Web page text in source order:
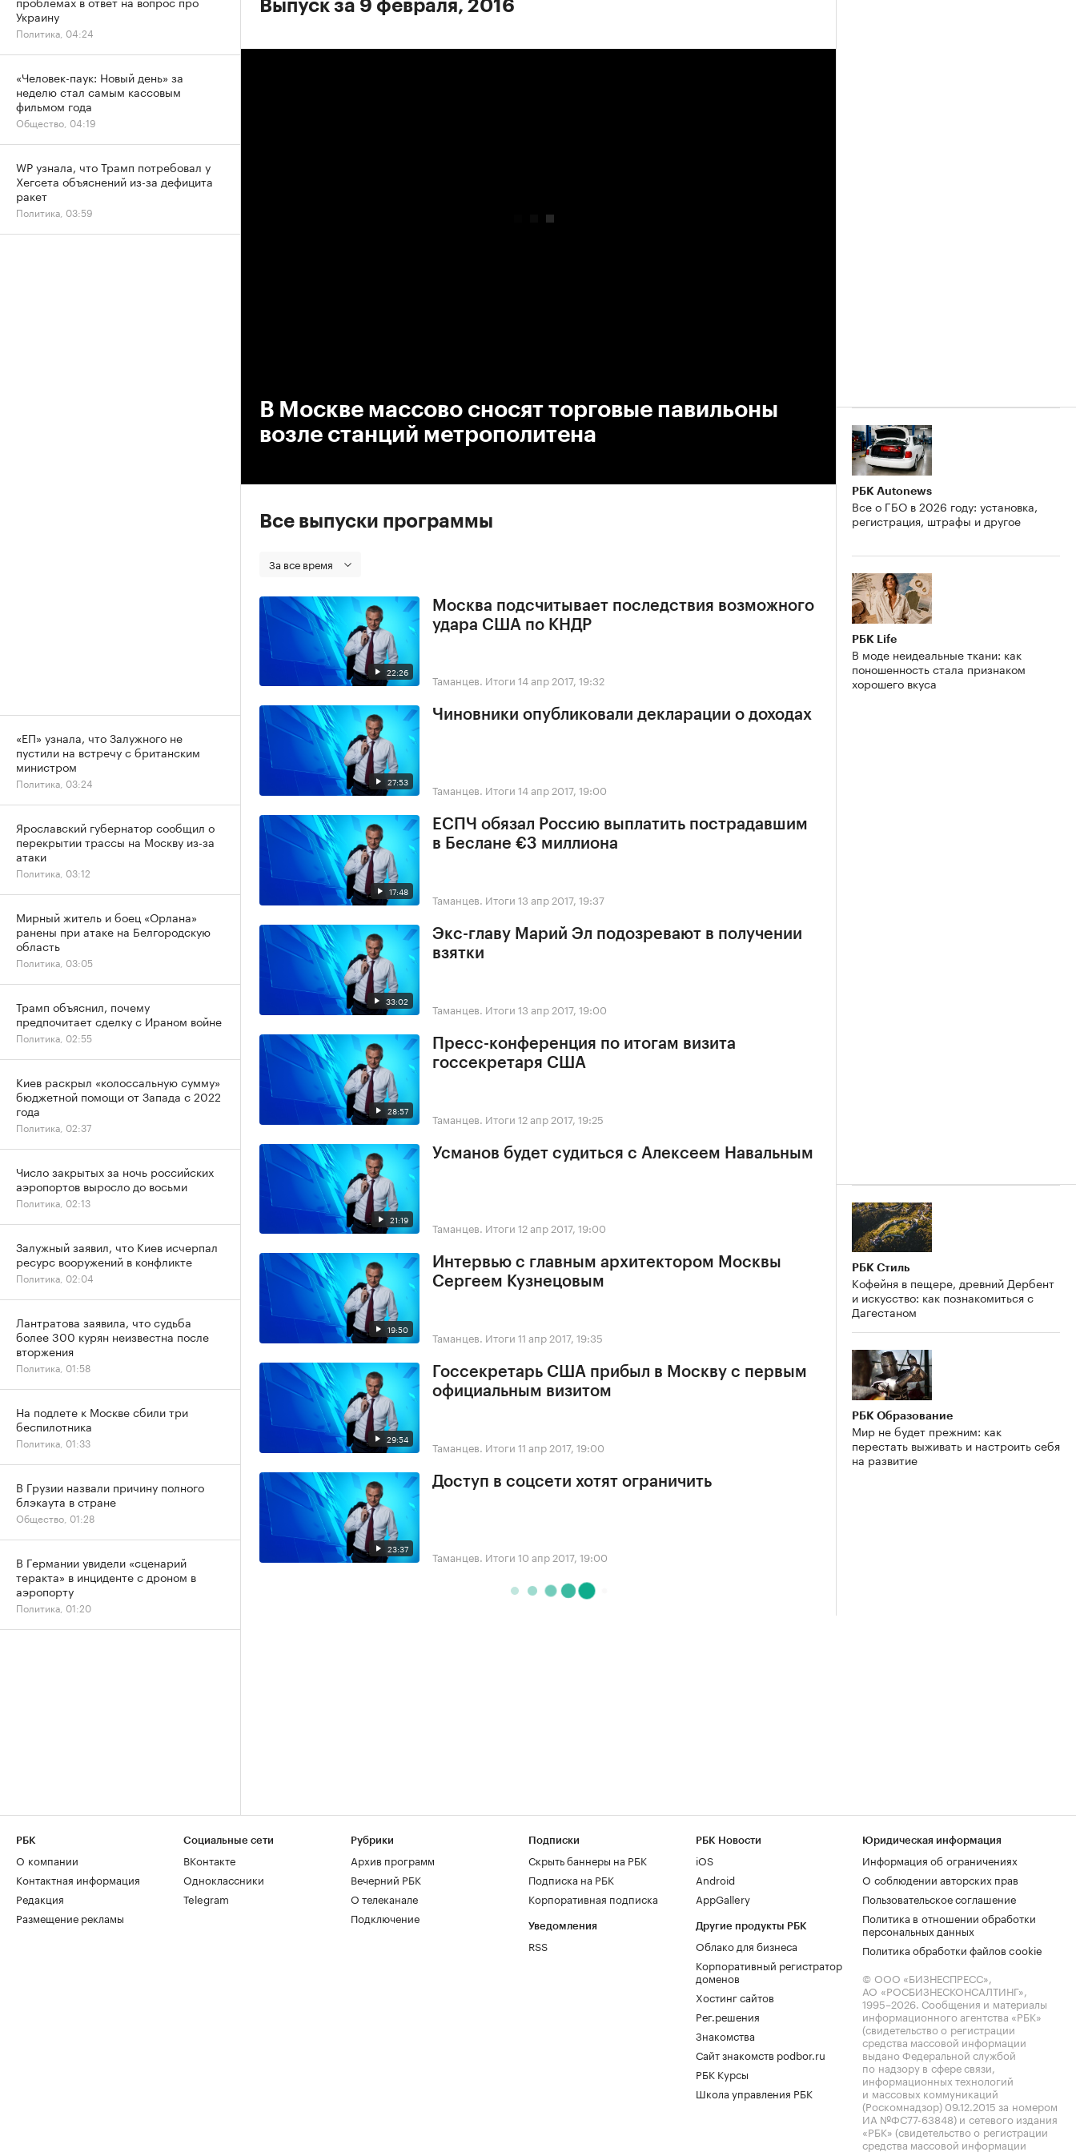
Выпуск за 9 февраля, 2016
В Москве массово сносят торговые павильоны
возле станций метрополитена
Все выпуски программы
За все время
22:26
Москва подсчитывает последствия возможного
удара США по КНДР
Таманцев. Итоги 14 апр 2017, 19:32
27:53
Чиновники опубликовали декларации о доходах
Таманцев. Итоги 14 апр 2017, 19:00
17:48
ЕСПЧ обязал Россию выплатить пострадавшим
в Беслане €3 миллиона
Таманцев. Итоги 13 апр 2017, 19:37
33:02
Экс-главу Марий Эл подозревают в получении
взятки
Таманцев. Итоги 13 апр 2017, 19:00
28:57
Пресс-конференция по итогам визита
госсекретаря США
Таманцев. Итоги 12 апр 2017, 19:25
21:19
Усманов будет судиться с Алексеем Навальным
Таманцев. Итоги 12 апр 2017, 19:00
19:50
Интервью с главным архитектором Москвы
Сергеем Кузнецовым
Таманцев. Итоги 11 апр 2017, 19:35
29:54
Госсекретарь США прибыл в Москву с первым
официальным визитом
Таманцев. Итоги 11 апр 2017, 19:00
23:37
Доступ в соцсети хотят ограничить
Таманцев. Итоги 10 апр 2017, 19:00
РБК Autonews
Все о ГБО в 2026 году: установка,
регистрация, штрафы и другое
РБК Life
В моде неидеальные ткани: как
поношенность стала признаком
хорошего вкуса
РБК Стиль
Кофейня в пещере, древний Дербент
и искусство: как познакомиться с
Дагестаном
РБК Образование
Мир не будет прежним: как
перестать выживать и настроить себя
на развитие
Украину
Политика, 04:24
«Человек-паук: Новый день» за
неделю стал самым кассовым
фильмом года
Общество, 04:19
WP узнала, что Трамп потребовал у
Хегсета объяснений из-за дефицита
ракет
Политика, 03:59
«ЕП» узнала, что Залужного не
пустили на встречу с британским
министром
Политика, 03:24
Ярославский губернатор сообщил о
перекрытии трассы на Москву из-за
атаки
Политика, 03:12
Мирный житель и боец «Орлана»
ранены при атаке на Белгородскую
область
Политика, 03:05
Трамп объяснил, почему
предпочитает сделку с Ираном войне
Политика, 02:55
Киев раскрыл «колоссальную сумму»
бюджетной помощи от Запада с 2022
года
Политика, 02:37
Число закрытых за ночь российских
аэропортов выросло до восьми
Политика, 02:13
Залужный заявил, что Киев исчерпал
ресурс вооружений в конфликте
Политика, 02:04
Лантратова заявила, что судьба
более 300 курян неизвестна после
вторжения
Политика, 01:58
На подлете к Москве сбили три
беспилотника
Политика, 01:33
В Грузии назвали причину полного
блэкаута в стране
Общество, 01:28
В Германии увидели «сценарий
теракта» в инциденте с дроном в
аэропорту
Политика, 01:20
РБК
О компании
Контактная информация
Редакция
Размещение рекламы
Социальные сети
ВКонтакте
Одноклассники
Telegram
Рубрики
Архив программ
Вечерний РБК
О телеканале
Подключение
Подписки
Скрыть баннеры на РБК
Подписка на РБК
Корпоративная подписка
Уведомления
RSS
РБК Новости
iOS
Android
AppGallery
Другие продукты РБК
Облако для бизнеса
Корпоративный регистратор
доменов
Хостинг сайтов
Рег.решения
Знакомства
Сайт знакомств podbor.ru
РБК Курсы
Школа управления РБК
Юридическая информация
Информация об ограничениях
О соблюдении авторских прав
Пользовательское соглашение
Политика в отношении обработки
персональных данных
Политика обработки файлов cookie
© ООО «БИЗНЕСПРЕСС»,
АО «РОСБИЗНЕСКОНСАЛТИНГ»,
1995–2026. Сообщения и материалы
информационного агентства «РБК»
(свидетельство о регистрации
средства массовой информации
выдано Федеральной службой
по надзору в сфере связи,
информационных технологий
и массовых коммуникаций
(Роскомнадзор) 09.12.2015 за номером
ИА №ФС77-63848) и сетевого издания
«РБК» (свидетельство о регистрации
средства массовой информации